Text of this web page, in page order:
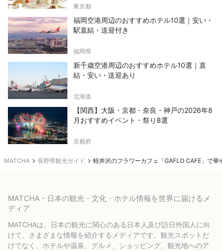
MATCHA 長野県観光ガイド 軽井沢のフラワーカフェ「GAFLO CAFE」で華
東京都
福岡空港周辺のおすすめホテル10選｜安い・
駅直結・送迎付き
福岡県
新千歳空港周辺のおすすめホテル10選｜直
結・安い・送迎あり
北海道
【関西】大阪・京都・奈良・神戸の2026年8
月おすすめイベント・祭り8選
京都府
MATCHA - 日本の観光・文化・ホテル情報を世界に届けるメ
ディア
MATCHAは、日本の観光に関心のある日本人及び訪日外国人に向
けて、さまざまな情報を紹介するメディアです。観光スポットだ
けでなく、ホテルや温泉、グルメ、ショッピング、観光地へのア